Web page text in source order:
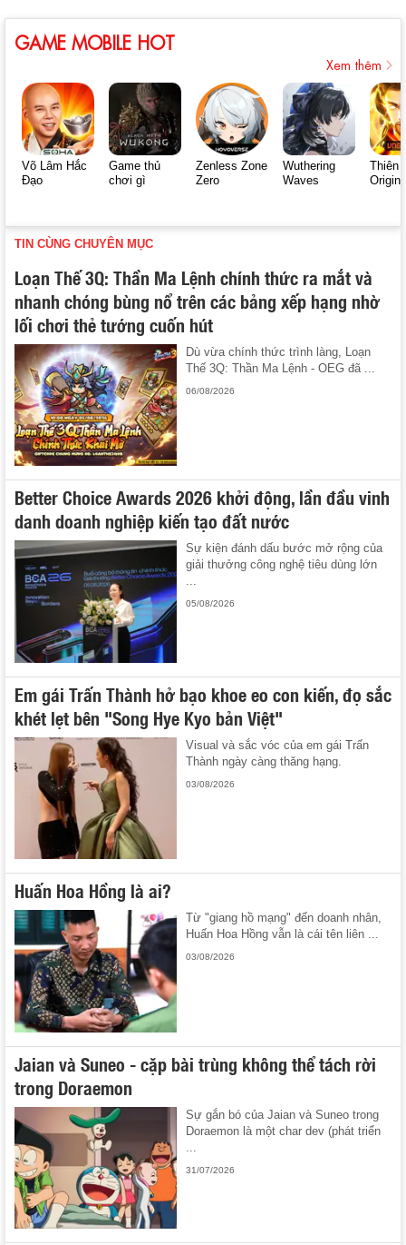
GAME MOBILE HOT
Xem thêm
Võ Lâm Hắc
Đạo
Game thủ
chơi gì
Zenless Zone
Zero
Wuthering
Waves
Thiên
Origin
TIN CÙNG CHUYÊN MỤC
Loạn Thế 3Q: Thần Ma Lệnh chính thức ra mắt và
nhanh chóng bùng nổ trên các bảng xếp hạng nhờ
lối chơi thẻ tướng cuốn hút
Dù vừa chính thức trình làng, Loạn
Thế 3Q: Thần Ma Lệnh - OEG đã ...
06/08/2026
Better Choice Awards 2026 khởi động, lần đầu vinh
danh doanh nghiệp kiến tạo đất nước
Sự kiện đánh dấu bước mở rộng của
giải thưởng công nghệ tiêu dùng lớn
...
05/08/2026
Em gái Trấn Thành hở bạo khoe eo con kiến, đọ sắc
khét lẹt bên "Song Hye Kyo bản Việt"
Visual và sắc vóc của em gái Trấn
Thành ngày càng thăng hạng.
03/08/2026
Huấn Hoa Hồng là ai?
Từ "giang hồ mạng" đến doanh nhân,
Huấn Hoa Hồng vẫn là cái tên liên ...
03/08/2026
Jaian và Suneo - cặp bài trùng không thể tách rời
trong Doraemon
Sự gắn bó của Jaian và Suneo trong
Doraemon là một char dev (phát triển
31/07/2026